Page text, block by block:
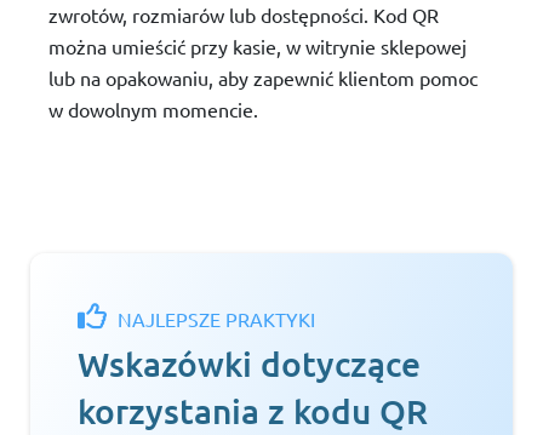
zwrotów, rozmiarów lub dostępności. Kod QR
można umieścić przy kasie, w witrynie sklepowej
lub na opakowaniu, aby zapewnić klientom pomoc
w dowolnym momencie.
NAJLEPSZE PRAKTYKI
Wskazówki dotyczące
korzystania z kodu QR